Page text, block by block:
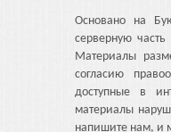
Основано на
серверную
Материалы
согласию
доступные в
материалы
напишите нам, и